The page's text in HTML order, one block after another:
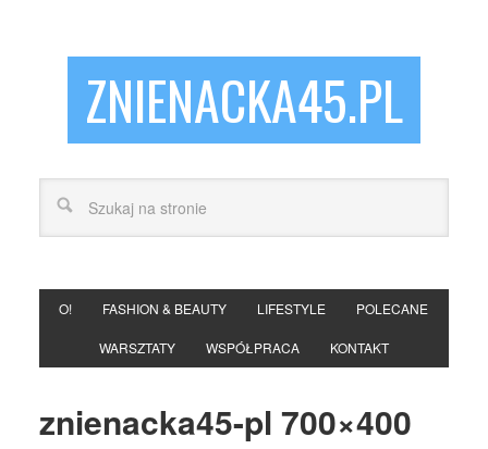
ZNIENACKA45.PL
O! FASHION & BEAUTY LIFESTYLE POLECANE
WARSZTATY WSPÓŁPRACA KONTAKT
znienacka45-pl 700×400